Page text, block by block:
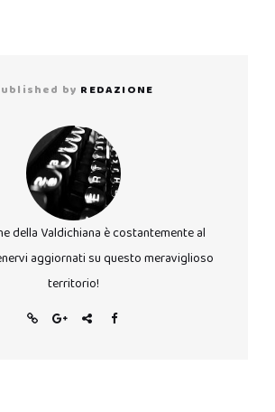
by REDAZIONE
della Valdichiana è costantemente al
aggiornati su questo meraviglioso
territorio!